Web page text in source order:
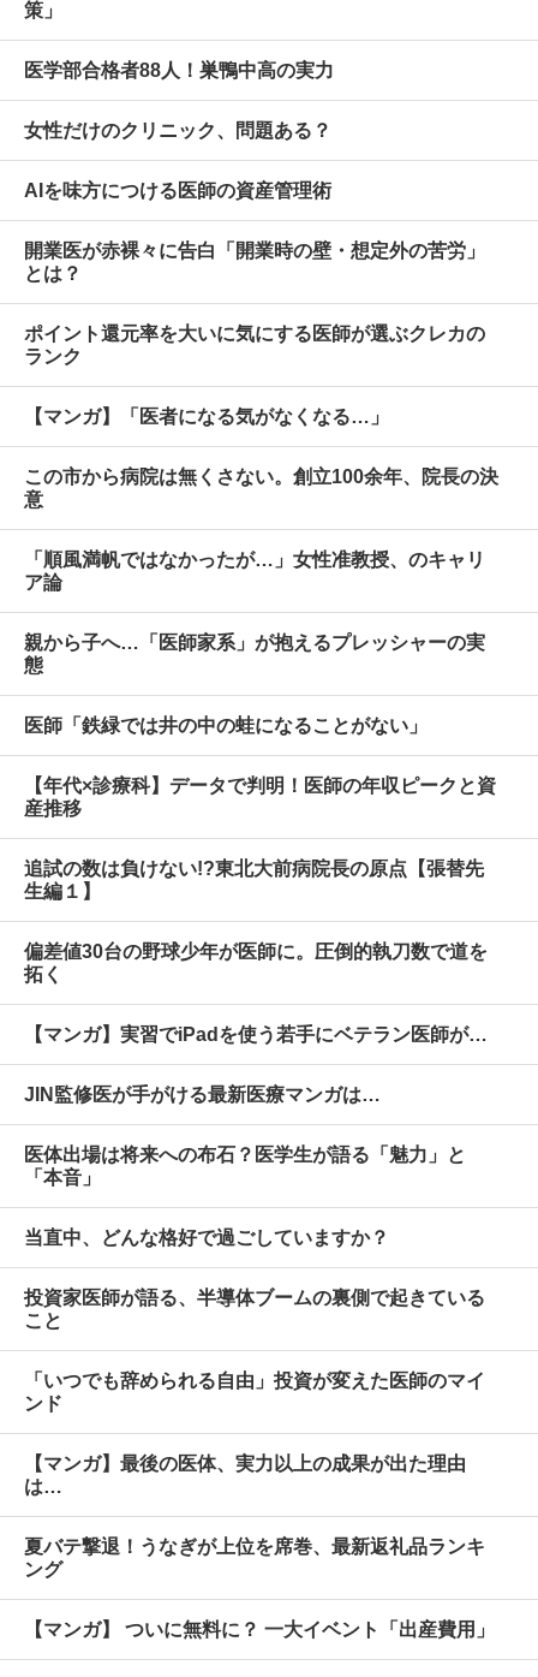
策」
医学部合格者88人！巣鴨中高の実力
女性だけのクリニック、問題ある？
AIを味方につける医師の資産管理術
開業医が赤裸々に告白「開業時の壁・想定外の苦労」
とは？
ポイント還元率を大いに気にする医師が選ぶクレカの
ランク
【マンガ】「医者になる気がなくなる…」
この市から病院は無くさない。創立100余年、院長の決
意
「順風満帆ではなかったが…」女性准教授、のキャリ
ア論
親から子へ…「医師家系」が抱えるプレッシャーの実
態
医師「鉄緑では井の中の蛙になることがない」
【年代×診療科】データで判明！医師の年収ピークと資
産推移
追試の数は負けない!?東北大前病院長の原点【張替先
生編１】
偏差値30台の野球少年が医師に。圧倒的執刀数で道を
拓く
【マンガ】実習でiPadを使う若手にベテラン医師が…
JIN監修医が手がける最新医療マンガは…
医体出場は将来への布石？医学生が語る「魅力」と
「本音」
当直中、どんな格好で過ごしていますか？
投資家医師が語る、半導体ブームの裏側で起きている
こと
「いつでも辞められる自由」投資が変えた医師のマイ
ンド
【マンガ】最後の医体、実力以上の成果が出た理由
は…
夏バテ撃退！うなぎが上位を席巻、最新返礼品ランキ
ング
【マンガ】 ついに無料に？ 一大イベント「出産費用」